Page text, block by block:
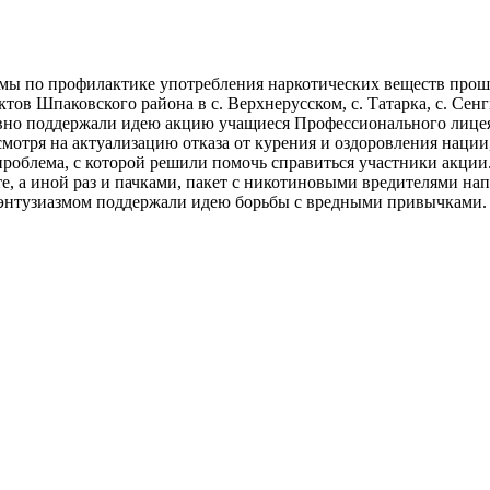
по профилактике употребления наркотических веществ
Шпаковского района в с. Верхнерусском, с. Татарка, с.
поддержали идею акцию учащиеся Профессионального
на актуализацию отказа от курения и оздоровления
с которой решили помочь справиться участники
а иной раз и пачками, пакет с никотиновыми вредителями
поддержали идею борьбы с вредными привычками.